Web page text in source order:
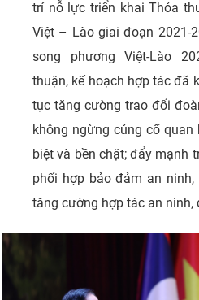
trí nỗ lực triển khai Thỏa
Việt – Lào giai đoạn 2021-
song phương Việt-Lào
thuận, kế hoạch hợp tác đã
tục tăng cường trao đổi
không ngừng củng cố
biệt và bền chặt; đẩy mạnh
phối hợp bảo đảm an
tăng cường hợp tác an ninh,